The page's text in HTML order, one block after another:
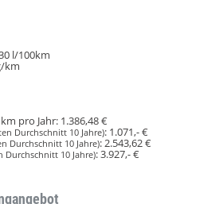
l/100km
km
pro Jahr: 1.386,48 €
Durchschnitt 10 Jahre): 1.071,- €
Durchschnitt 10 Jahre):2.543,62 €
Durchschnitt 10 Jahre):3.927,- €